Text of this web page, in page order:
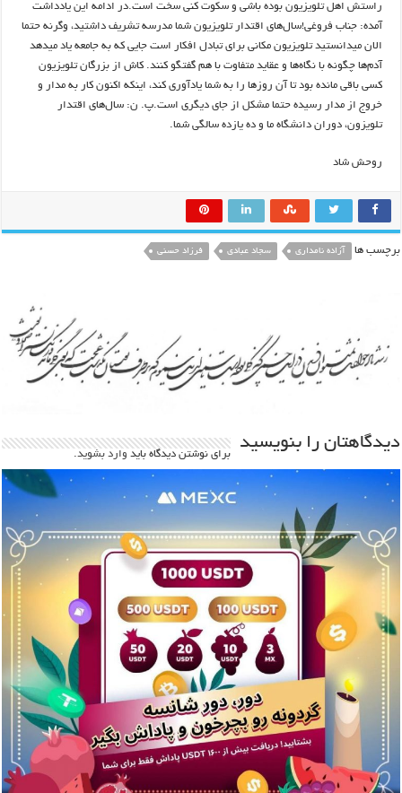
راستش اهل تلویزیون بوده باشی و سکوت کنی سخت است.در ادامه این یادداشت
آمده: جناب فروغی!سال‌های اقتدار تلویزیون شما مدرسه تشریف داشتید، وگرنه حتما
الان میدانستید تلویزیون مکانی برای تبادل افکار است جایی که به جامعه یاد میدهد
آدم‌ها چگونه با نگاه‌ها و عقاید متفاوت با هم گفتگو کنند. کاش از بزرگان تلویزیون
کسی باقی مانده بود تا آن روز‌ها را به شما یادآوری کند، اینکه اکنون کار به مدار و
خروج از مدار رسیده حتما مشکل از جای دیگری است.پ. ن: سال‌های اقتدار
تلویزون، دوران دانشگاه ما و ده یازده سالگی شما.
روحش شاد
برچسب ها آزاده نامداری سجاد عبادی فرزاد حسنی
دیدگاهتان را بنویسید
برای نوشتن دیدگاه باید وارد بشوید.